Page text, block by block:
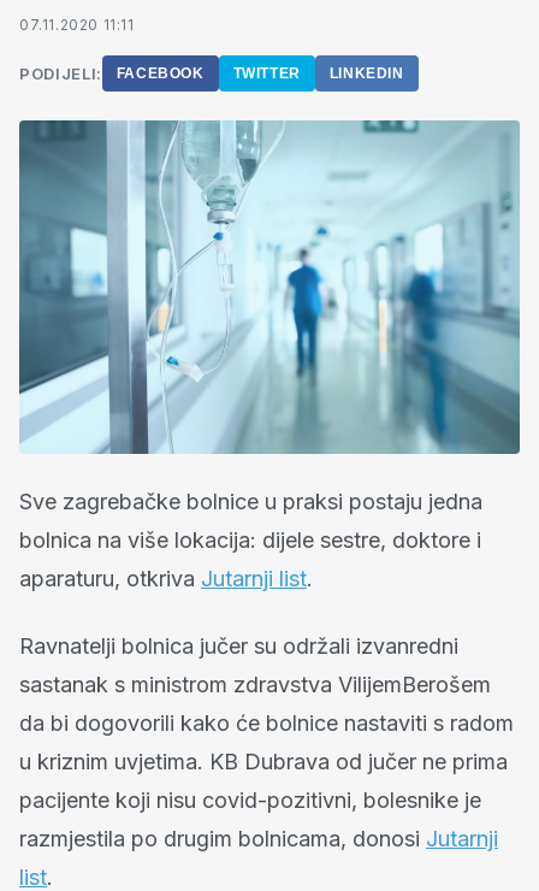
07.11.2020 11:11
PODIJELI: FACEBOOK TWITTER LINKEDIN
Sve zagrebačke bolnice u praksi postaju jedna
bolnica na više lokacija: dijele sestre, doktore i
aparaturu, otkriva Jutarnji list.
Ravnatelji bolnica jučer su održali izvanredni
sastanak s ministrom zdravstva VilijemBerošem
da bi dogovorili kako će bolnice nastaviti s radom
u kriznim uvjetima. KB Dubrava od jučer ne prima
pacijente koji nisu covid-pozitivni, bolesnike je
razmjestila po drugim bolnicama, donosi Jutarnji
list.